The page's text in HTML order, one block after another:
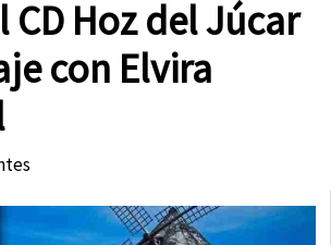
CD Hoz del Júcar
con Elvira